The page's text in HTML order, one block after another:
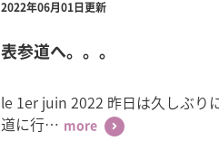
2022年06月01日更新
表参道へ。。。
le 1er juin 2022 昨日は久しぶり
道に行… more